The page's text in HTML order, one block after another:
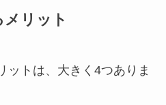
リット
ットは、大きく4つありま